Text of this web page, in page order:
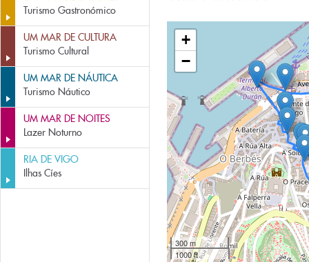
Turismo Gastronómico
UM MAR DE CULTURA
Turismo Cultural
UM MAR DE NÁUTICA
Turismo Náutico
UM MAR DE NOITES
Lazer Noturno
RIA DE VIGO
Ilhas Cíes
+
−
300 m
1000 ft